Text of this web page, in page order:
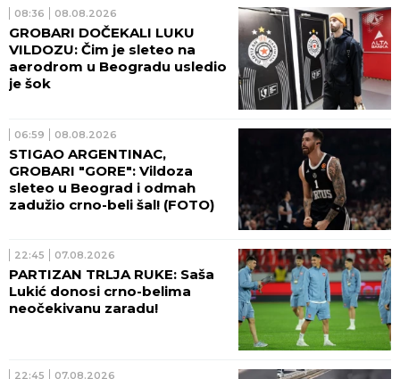
08:36 08.08.2026
GROBARI DOČEKALI LUKU
VILDOZU: Čim je sleteo na
aerodrom u Beogradu usledio
je šok
06:59 08.08.2026
STIGAO ARGENTINAC,
GROBARI "GORE": Vildoza
sleteo u Beograd i odmah
zadužio crno-beli šal! (FOTO)
22:45 07.08.2026
PARTIZAN TRLJA RUKE: Saša
Lukić donosi crno-belima
neočekivanu zaradu!
22:45 07.08.2026